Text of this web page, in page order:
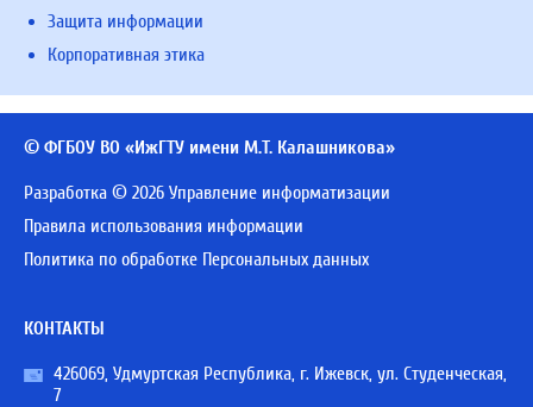
Защита информации
Корпоративная этика
© ФГБОУ ВО «ИжГТУ имени М.Т. Калашникова»
Разработка © 2026 Управление информатизации
Правила использования информации
Политика по обработке Персональных данных
КОНТАКТЫ
426069, Удмуртская Республика, г. Ижевск, ул. Студенческая,
7